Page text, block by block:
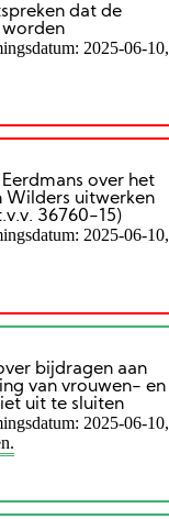
dat de
2025-06-10,
over het
Wilders uitwerken
36760-15)
2025-06-10,
bijdragen aan
van vrouwen- en
uit te sluiten
2025-06-10,